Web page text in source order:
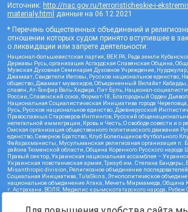
Источник: http://nac.gov.ru/terroristicheskie-i-
materialy.html данные на 06.12.2021
* Перечень общественных объединений и
отношении которых судом принято вступившее в
о ликвидации или запрете деятельности:
Национал-большевистская партия, ВЕК РА, Рада земли
Державы Русь, организация Асгардская Славянская Община,
Мужская Духовная Семинария Духовное Учреждение,
Джамаат, Свидетели Иеговы, Русское национальное единство,
общество, Джамаат мувахидов, Объединенный Вилайат
славян, Ат-Такфир Валь-Хиджра, Пит Буль, Национал-
России, Славянский союз, Формат-18, Благородный Орден
Национальная Социалистическая Инициатива города
Русь, Русское национальное единство, Древнерусской
Православных Староверов-Инглингов, Русский
нелегальной иммиграции, Кровь и Честь, О свободе совести и о
Омская организация общественного политического движения
единство, Северное Братство, Клуб Болельщиков Футбольного
Файзрахманисты, Мусульманская религиозная организация п.
района Тюменской области, Община Коренного Русского народа
Правый сектор, Украинская национальная ассамблея –
Украинская повстанческая армия, Тризуб им. Степана Бандеры,
Misanthropic division, Религиозное объединение
Социальная Инициатива, TulaSkins, Этнополитическое
национальное объединение Атака, Мечеть Мирмамеда, Община
г. Астрахани, ВОЛЯ, Меджлис крымскотатарского народа, Рубеж
правозащитная группа МПГ, Курсом Правды и Единения,